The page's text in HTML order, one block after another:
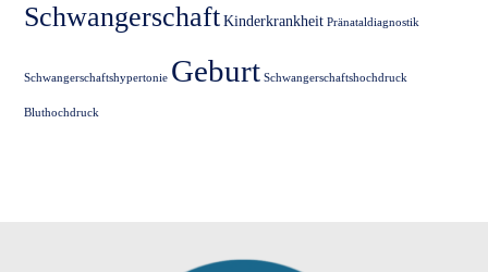
Schwangerschaft Kinderkrankheit Pränataldiagnostik
Schwangerschaftshypertonie Geburt Schwangerschaftshochdruck
Bluthochdruck